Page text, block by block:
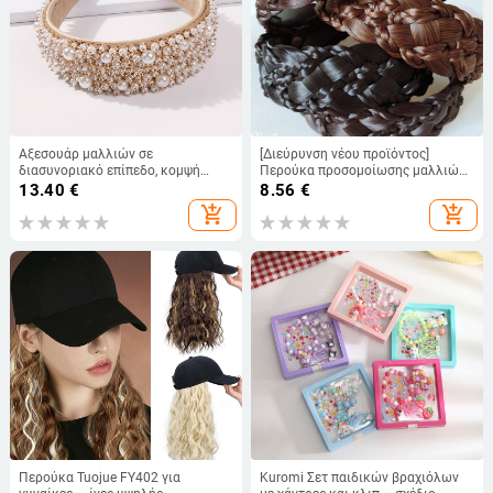
Αξεσουάρ μαλλιών σε
διασυνοριακό επίπεδο, κομψή
ευρωπαϊκή και αμερικανική
μπαρόκ χειροποίητη κορδέλα
μαλλιών με χάντρες, κορδέλα
στο Amazon
13.40 €
add_shopping_cart
[Διεύρυνση νέου προϊόντος]
Περούκα προσομοίωσης μαλλιών
με κορδέλα για πλεξούδες
μαλλιών, περούκες που καλύπτουν
το μήκος των λευκών μαλλιών για
κορυφή του κεφαλιού
8.56 €
add_shopping_cart
Περούκα Tuojue FY402 για
Kuromi Σετ παιδικών βραχιόλων